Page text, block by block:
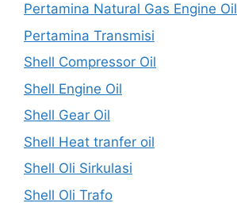
Pertamina Natural Gas Engine Oil
Pertamina Transmisi
Shell Compressor Oil
Shell Engine Oil
Shell Gear Oil
Shell Heat tranfer oil
Shell Oli Sirkulasi
Shell Oli Trafo